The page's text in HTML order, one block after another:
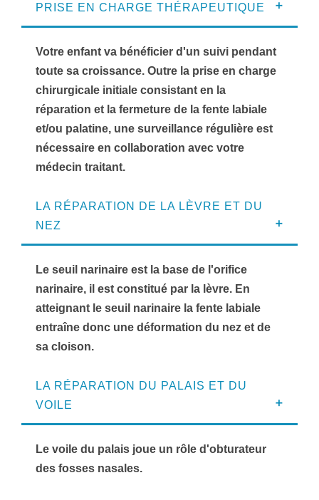
PRISE EN CHARGE THÉRAPEUTIQUE
Votre enfant va bénéficier d'un suivi pendant
toute sa croissance. Outre la prise en charge
chirurgicale initiale consistant en la
réparation et la fermeture de la fente labiale
et/ou palatine, une surveillance régulière est
nécessaire en collaboration avec votre
médecin traitant.
LA RÉPARATION DE LA LÈVRE ET DU
NEZ
Le seuil narinaire est la base de l'orifice
narinaire, il est constitué par la lèvre. En
atteignant le seuil narinaire la fente labiale
entraîne donc une déformation du nez et de
sa cloison.
LA RÉPARATION DU PALAIS ET DU
VOILE
Le voile du palais joue un rôle d'obturateur
des fosses nasales.